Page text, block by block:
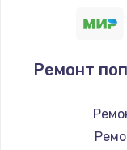
Ремонт